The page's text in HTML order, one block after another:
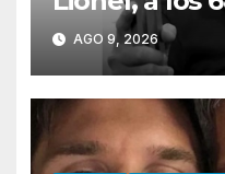
Rosario
AGO 9, 2026